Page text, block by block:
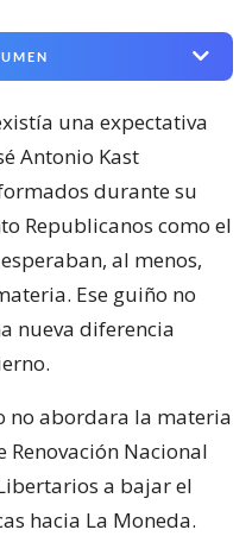
una expectativa
Antonio Kast
durante su
Republicanos como el
al menos,
Ese guiño no
nueva diferencia
no abordara la materia
Renovación Nacional
a bajar el
hacia La Moneda.